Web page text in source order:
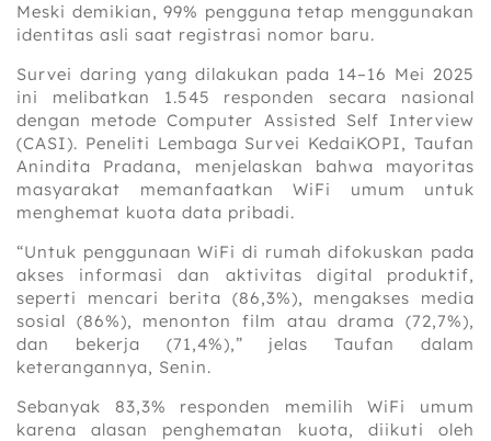
Meski demikian, 99% pengguna tetap menggunakan
identitas asli saat registrasi nomor baru.
Survei daring yang dilakukan pada 14–16 Mei 2025
ini melibatkan 1.545 responden secara nasional
dengan metode Computer Assisted Self Interview
(CASI). Peneliti Lembaga Survei KedaiKOPI, Taufan
Anindita Pradana, menjelaskan bahwa mayoritas
masyarakat memanfaatkan WiFi umum untuk
menghemat kuota data pribadi.
“Untuk penggunaan WiFi di rumah difokuskan pada
akses informasi dan aktivitas digital produktif,
seperti mencari berita (86,3%), mengakses media
sosial (86%), menonton film atau drama (72,7%),
dan bekerja (71,4%),” jelas Taufan dalam
keterangannya, Senin.
Sebanyak 83,3% responden memilih WiFi umum
karena alasan penghematan kuota, diikuti oleh